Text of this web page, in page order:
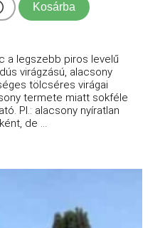
Kosárba
a legszebb piros levelű
virágzású, alacsony
tölcséres virágai
termete miatt sokféle
Pl.: alacsony nyíratlan
de ...